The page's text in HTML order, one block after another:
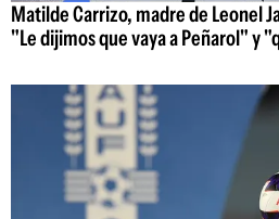
Matilde Carrizo, madre de Leonel
"Le dijimos que vaya a Peñarol" y